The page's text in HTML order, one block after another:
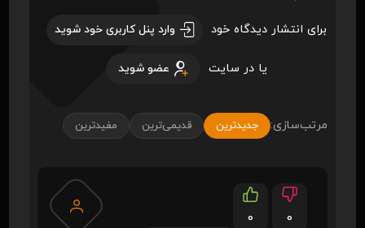
برای انتشار دیدگاه خود وارد پنل کاربری خود شوید
یا در سایت عضو شوید
مرتب‌سازی: جدیدترین قدیمی‌ترین مفیدترین
0
0